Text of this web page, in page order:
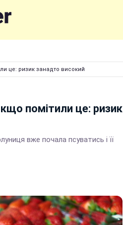
це: ризик занадто високий
помітили це: ризик
вже почала псуватись і її